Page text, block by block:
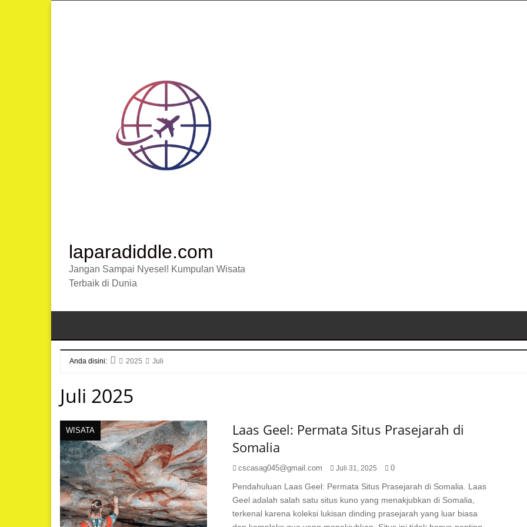
laparadiddle.com
Jangan Sampai Nyesel! Kumpulan Wisata
Terbaik di Dunia
Anda disini:
2025 Juli
Juli 2025
WISATA
Laas Geel: Permata Situs Prasejarah di
Somalia
cscasag045@gmail.com Juli 31, 2025 0
Pendahuluan Laas Geel: Permata Situs Prasejarah di Somalia. Laas
Geel adalah salah satu situs kuno yang menakjubkan di Somalia,
terkenal karena koleksi lukisan dinding prasejarah yang luar biasa